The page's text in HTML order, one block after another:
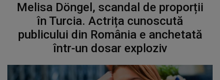
Melisa Döngel, scandal de proporții
în Turcia. Actrița cunoscută
publicului din România e anchetată
într-un dosar exploziv